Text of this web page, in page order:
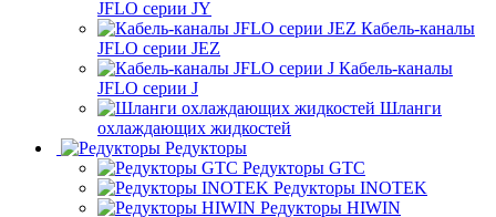
JFLO серии JY
Кабель-каналы
JFLO серии JEZ
Кабель-каналы
JFLO серии J
Шланги
охлаждающих жидкостей
Редукторы
Редукторы GTC
Редукторы INOTEK
Редукторы HIWIN